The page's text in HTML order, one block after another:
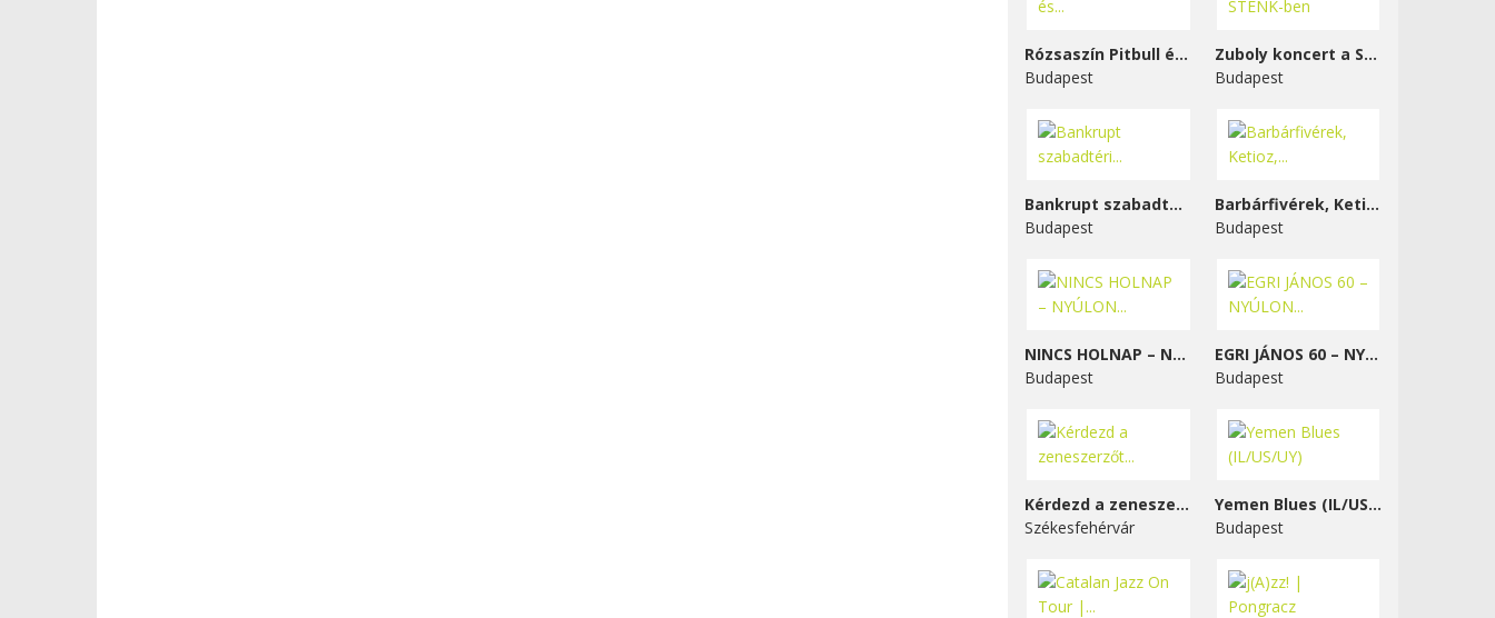
Rózsaszín Pitbull és...
Budapest
Zuboly koncert a STENK-ben
Budapest
Bankrupt szabadtéri...
Budapest
Barbárfivérek, Ketioz,...
Budapest
NINCS HOLNAP – NYÚLON...
Budapest
EGRI JÁNOS 60 – NYÚLON...
Budapest
Kérdezd a zeneszerzőt...
Székesfehérvár
Yemen Blues (IL/US/UY)
Budapest